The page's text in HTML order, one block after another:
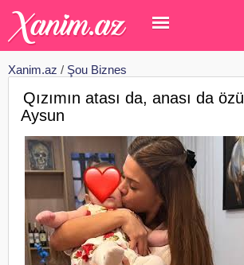
Xanim.az / Şou Biznes
Qızımın atası da, anası da
Aysun